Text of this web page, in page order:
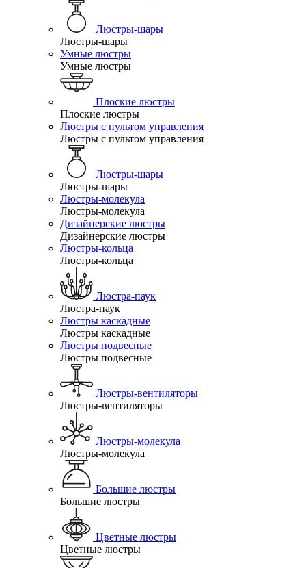
Люстры-шары
Люстры-шары
Умные люстры
Умные люстры
Плоские люстры
Плоские люстры
Люстры с пультом управления
Люстры с пультом управления
Люстры-шары
Люстры-шары
Люстры-молекула
Люстры-молекула
Дизайнерские люстры
Дизайнерские люстры
Люстры-кольца
Люстры-кольца
Люстра-паук
Люстра-паук
Люстры каскадные
Люстры каскадные
Люстры подвесные
Люстры подвесные
Люстры-вентиляторы
Люстры-вентиляторы
Люстры-молекула
Люстры-молекула
Большие люстры
Большие люстры
Цветные люстры
Цветные люстры